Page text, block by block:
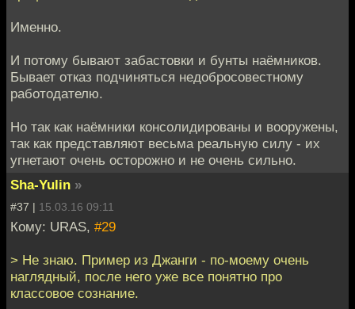
Именно.
И потому бывают забастовки и бунты наёмников.
Бывает отказ подчиняться недобросовестному
работодателю.
Но так как наёмники консолидированы и вооружены,
так как представляют весьма реальную силу - их
угнетают очень осторожно и не очень сильно.
Sha-Yulin »
#37 | 15.03.16 09:11
Кому: URAS, #29
> Не знаю. Пример из Джанги - по-моему очень
наглядный, после него уже все понятно про
классовое сознание.